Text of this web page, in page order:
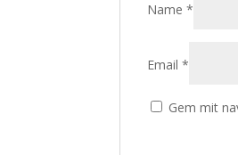
Name*
Email*
Gem mit